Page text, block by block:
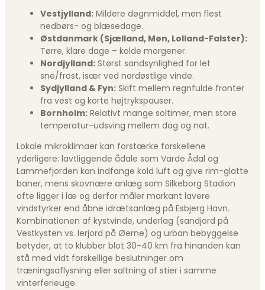
Vestjylland: Mildere døgnmiddel, men flest
nedbørs- og blæsedage.
Østdanmark (Sjælland, Møn, Lolland-Falster):
Tørre, klare dage – kolde morgener.
Nordjylland: Størst sandsynlighed for let
sne/frost, især ved nordøstlige vinde.
Sydjylland & Fyn: Skift mellem regnfulde fronter
fra vest og korte højtrykspauser.
Bornholm: Relativt mange soltimer, men store
temperatur-udsving mellem dag og nat.
Lokale mikroklimaer kan forstærke forskellene
yderligere: lavtliggende ådale som Varde Ådal og
Lammefjorden kan indfange kold luft og give rim-glatte
baner, mens skovnære anlæg som Silkeborg Stadion
ofte ligger i læ og derfor måler markant lavere
vindstyrker end åbne idrætsanlæg på Esbjerg Havn.
Kombinationen af kystvinde, underlag (sandjord på
Vestkysten vs. lerjord på Øerne) og urban bebyggelse
betyder, at to klubber blot 30-40 km fra hinanden kan
stå med vidt forskellige beslutninger om
træningsaflysning eller saltning af stier i samme
vinterferieuge.